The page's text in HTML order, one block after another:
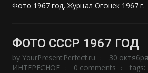
Фото 1967 год. Журнал Огонек 1967 г.
ФОТО СССР 1967 ГОД
by YourPresentPerfect.ru 30
ИНТЕРЕСНОЕ
0 comments tags: